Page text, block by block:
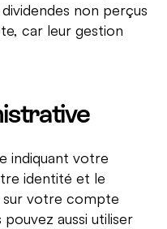
non perçus
car leur gestion
indiquant votre
identité et le
sur votre compte
aussi utiliser